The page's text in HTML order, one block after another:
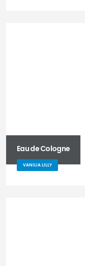
Eau de Cologne
VANILIA LILLY